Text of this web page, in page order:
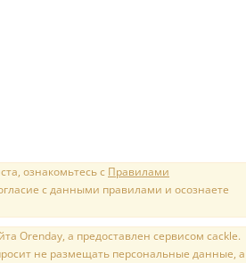
ознакомьтесь с Правилами
с данными правилами и осознаете
Orenday, а предоставлен сервисом cackle.
не размещать персональные данные, а